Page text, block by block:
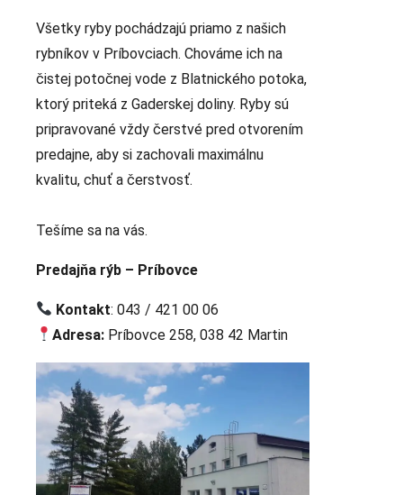
Všetky ryby pochádzajú priamo z našich
rybníkov v Príbovciach. Chováme ich na
čistej potočnej vode z Blatnického potoka,
ktorý priteká z Gaderskej doliny. Ryby sú
pripravované vždy čerstvé pred otvorením
predajne, aby si zachovali maximálnu
kvalitu, chuť a čerstvosť.
Tešíme sa na vás.
Predajňa rýb – Príbovce
Kontakt: 043 / 421 00 06
Adresa: Príbovce 258, 038 42 Martin